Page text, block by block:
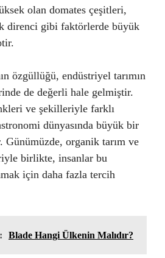
olan domates çeşitleri,
direnci gibi faktörlerde büyük
özgüllüğü, endüstriyel tarımın
de değerli hale gelmiştir.
ve şekilleriyle farklı
dünyasında büyük bir
Günümüzde, organik tarım ve
birlikte, insanlar bu
için daha fazla tercih
Blade Hangi Ülkenin Malıdır?